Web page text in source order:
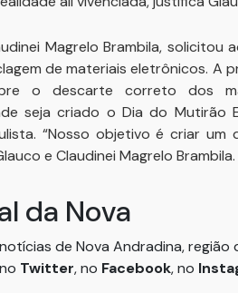
Magrelo Brambila, solicitou
de materiais eletrônicos. A
o descarte correto dos
seja criado o Dia do Mutirão
“Nosso objetivo é criar
e Claudinei Magrelo Brambila.
da Nova
de Nova Andradina, região
Twitter, no Facebook, no